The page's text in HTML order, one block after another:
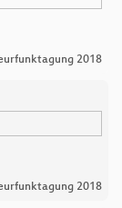
2018
2018